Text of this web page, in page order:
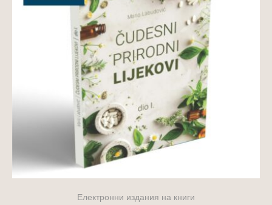
Електронни издания на книги